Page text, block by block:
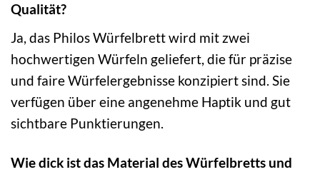
Qualität?
Ja, das Philos Würfelbrett wird mit zwei
hochwertigen Würfeln geliefert, die für präzise
und faire Würfelergebnisse konzipiert sind. Sie
verfügen über eine angenehme Haptik und gut
sichtbare Punktierungen.
Wie dick ist das Material des Würfelbretts und